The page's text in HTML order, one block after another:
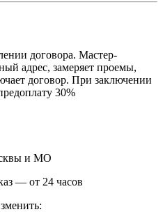
договора. Мастер-
адрес, замеряет проемы,
договор. При заключении
30%
и МО
— от 24 часов